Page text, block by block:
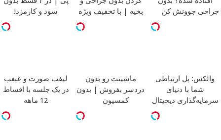
جراحی جوونش کن
بخیه | با تخفیف ویژه
سود و کارمزد!
والکس: پل ارتباطی
شما با دنیای
سرمایه‌گذاری دیجیتال
ماشینت رو بدون
دردسر بفروش | بدون
کمسیون
لیفت صورت و غبغب
در یک جلسه با اقساط
12 ماهه